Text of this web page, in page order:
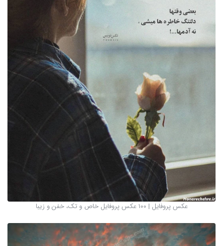
عکس پروفایل | ۱۰۰ عکس پروفایل خاص و تک، خفن و زیبا